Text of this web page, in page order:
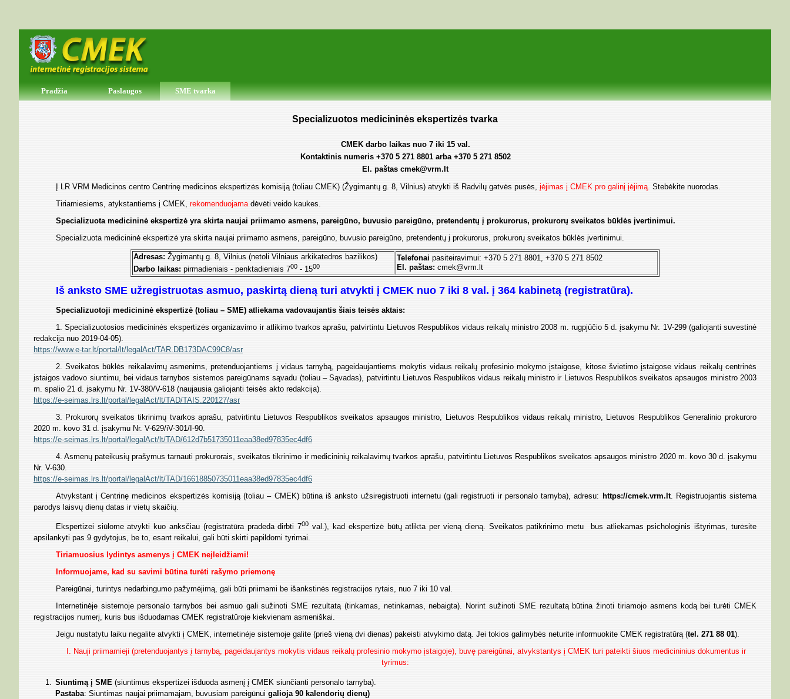
Pradžia Paslaugos SME tvarka
Specializuotos medicininės ekspertizės tvarka
CMEK darbo laikas nuo 7 iki 15 val.
Kontaktinis numeris +370 5 271 8801 arba +370 5 271 8502
El. paštas cmek@vrm.lt
Į LR VRM Medicinos centro Centrinę medicinos ekspertizės komisiją (toliau CMEK) (Žygimantų g. 8, Vilnius) atvykti iš Radvilų gatvės pusės, įėjimas į CMEK pro galinį įėjimą. Stebėkite nuorodas.
Tiriamiesiems, atykstantiems į CMEK, rekomenduojamadėvėti veido kaukes.
Specializuota medicininė ekspertizė yra skirta naujai priimamo asmens, pareigūno, buvusio pareigūno, pretendentų į prokurorus, prokurorų sveikatos būklės įvertinimui.
Specializuota medicininė ekspertizė yra skirta naujai priimamo asmens, pareigūno, buvusio pareigūno, pretendentų į prokurorus, prokurorų sveikatos būklės įvertinimui.
Adresas: Žygimantų g. 8, Vilnius (netoli Vilniaus arkikatedros bazilikos)
Darbo laikas: pirmadieniais - penktadieniais 700 - 1500
Telefonai pasiteiravimui: +370 5 271 8801, +370 5 271 8502
El. paštas: cmek@vrm.lt
Iš anksto SME užregistruotas asmuo, paskirtą dieną turi atvykti į CMEK nuo 7 iki 8 val. į 364 kabinetą (registratūra).
Specializuotoji medicininė ekspertizė (toliau – SME) atliekama vadovaujantis šiais teisės aktais:
1. Specializuotosios medicininės ekspertizės organizavimo ir atlikimo tvarkos aprašu, patvirtintu Lietuvos Respublikos vidaus reikalų ministro 2008 m. rugpjūčio 5 d. įsakymu Nr. 1V-299 (galiojanti suvestinė
redakcija nuo 2019-04-05).
https://www.e-tar.lt/portal/lt/legalAct/TAR.DB173DAC99C8/asr
2. Sveikatos būklės reikalavimų asmenims, pretenduojantiems į vidaus tarnybą, pageidaujantiems mokytis vidaus reikalų profesinio mokymo įstaigose, kitose švietimo įstaigose vidaus reikalų centrinės
įstaigos vadovo siuntimu, bei vidaus tarnybos sistemos pareigūnams sąvadu (toliau – Sąvadas), patvirtintu Lietuvos Respublikos vidaus reikalų ministro ir Lietuvos Respublikos sveikatos apsaugos ministro 2003
m. spalio 21 d. įsakymu Nr. 1V-380/V-618 (naujausia galiojanti teisės akto redakcija).
https://e-seimas.lrs.lt/portal/legalAct/lt/TAD/TAIS.220127/asr
3. Prokurorų sveikatos tikrinimų tvarkos aprašu, patvirtintu Lietuvos Respublikos sveikatos apsaugos ministro, Lietuvos Respublikos vidaus reikalų ministro, Lietuvos Respublikos Generalinio prokuroro
2020 m. kovo 31 d. įsakymu Nr. V-629/iV-301/I-90.
https://e-seimas.lrs.lt/portal/legalAct/lt/TAD/612d7b51735011eaa38ed97835ec4df6
4. Asmenų pateikusių prašymus tarnauti prokurorais, sveikatos tikrinimo ir medicininių reikalavimų tvarkos aprašu, patvirtintu Lietuvos Respublikos sveikatos apsaugos ministro 2020 m. kovo 30 d. įsakymu
Nr. V-630.
https://e-seimas.lrs.lt/portal/legalAct/lt/TAD/16618850735011eaa38ed97835ec4df6
Atvykstant į Centrinę medicinos ekspertizės komisiją (toliau – CMEK) būtina iš anksto užsiregistruoti internetu (gali registruoti ir personalo tarnyba), adresu: https://cmek.vrm.lt. Registruojantis sistema
parodys laisvų dienų datas ir vietų skaičių.
Ekspertizei siūlome atvykti kuo anksčiau (registratūra pradeda dirbti 700 val.), kad ekspertizė būtų atlikta per vieną dieną. Sveikatos patikrinimo metu bus atliekamas psichologinis ištyrimas, turėsite
apsilankyti pas 9 gydytojus, be to, esant reikalui, gali būti skirti papildomi tyrimai.
Tiriamuosius lydintys asmenys į CMEK neįleidžiami!
Informuojame, kad su savimi būtina turėti rašymo priemonę
Pareigūnai, turintys nedarbingumo pažymėjimą, gali būti priimami be išankstinės registracijos rytais, nuo 7 iki 10 val.
Internetinėje sistemoje personalo tarnybos bei asmuo gali sužinoti SME rezultatą (tinkamas, netinkamas, nebaigta). Norint sužinoti SME rezultatą būtina žinoti tiriamojo asmens kodą bei turėti CMEK
registracijos numerį, kuris bus išduodamas CMEK registratūroje kiekvienam asmeniškai.
Jeigu nustatytu laiku negalite atvykti į CMEK, internetinėje sistemoje galite (prieš vieną dvi dienas) pakeisti atvykimo datą. Jei tokios galimybės neturite informuokite CMEK registratūrą (tel. 271 88 01).
I. Nauji priimamieji (pretenduojantys į tarnybą, pageidaujantys mokytis vidaus reikalų profesinio mokymo įstaigoje), buvę pareigūnai, atvykstantys į CMEK turi pateikti šiuos medicininius dokumentus ir
tyrimus:
Siuntimą į SME (siuntimus ekspertizei išduoda asmenį į CMEK siunčianti personalo tarnyba).
Pastaba: Siuntimas naujai priimamajam, buvusiam pareigūnui galioja 90 kalendorių dienų)